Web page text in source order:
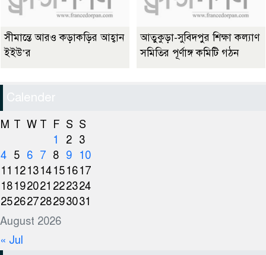
সীমান্তে আরও কড়াকড়ির আহ্বান
ইইউ’র
আতুকুড়া-সুবিদপুর শিক্ষা কল্যাণ
সমিতির পূর্ণাঙ্গ কমিটি গঠন
Calender
August 2026
M T W T F S S
1
2 3
4 5 6 7 8 9
10
11 121314151617
18192021 222324
25262728293031
« Jul